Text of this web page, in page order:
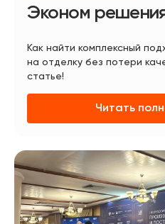
Эконом
Как найти комплексный
на отделку без потери
статье!
Читать